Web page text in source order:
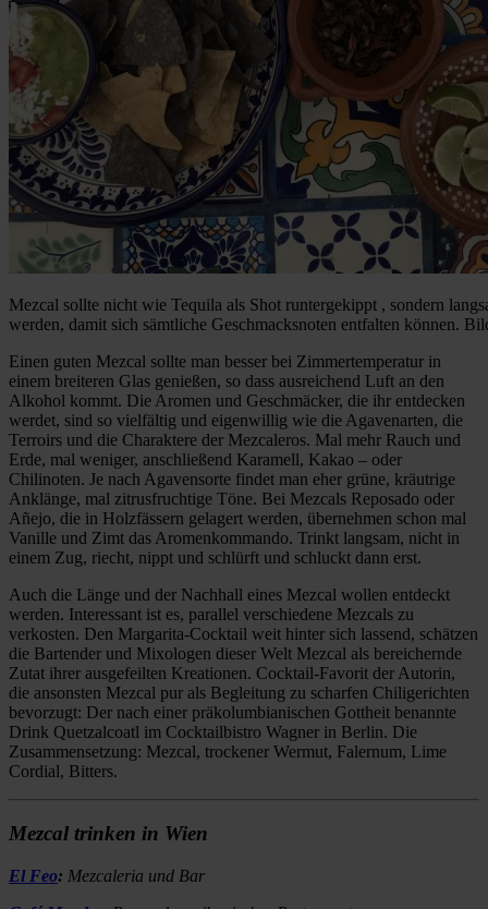
Mezcal sollte nicht wie Tequila als Shot runtergekippt , sondern
werden, damit sich sämtliche Geschmacksnoten entfalten können.
Einen guten Mezcal sollte man besser bei Zimmertemperatur in
einem breiteren Glas genießen, so dass ausreichend Luft an den
Alkohol kommt. Die Aromen und Geschmäcker, die ihr entdecken
werdet, sind so vielfältig und eigenwillig wie die Agavenarten, die
Terroirs und die Charaktere der Mezcaleros. Mal mehr Rauch und
Erde, mal weniger, anschließend Karamell, Kakao – oder
Chilinoten. Je nach Agavensorte findet man eher grüne, kräutrige
Anklänge, mal zitrusfruchtige Töne. Bei Mezcals Reposado oder
Añejo, die in Holzfässern gelagert werden, übernehmen schon mal
Vanille und Zimt das Aromenkommando. Trinkt langsam, nicht in
einem Zug, riecht, nippt und schlürft und schluckt dann erst.
Auch die Länge und der Nachhall eines Mezcal wollen entdeckt
werden. Interessant ist es, parallel verschiedene Mezcals zu
verkosten. Den Margarita-Cocktail weit hinter sich lassend, schätzen
die Bartender und Mixologen dieser Welt Mezcal als bereichernde
Zutat ihrer ausgefeilten Kreationen. Cocktail-Favorit der Autorin,
die ansonsten Mezcal pur als Begleitung zu scharfen Chiligerichten
bevorzugt: Der nach einer präkolumbianischen Gottheit benannte
Drink Quetzalcoatl im Cocktailbistro Wagner in Berlin. Die
Zusammensetzung: Mezcal, trockener Wermut, Falernum, Lime
Cordial, Bitters.
Mezcal trinken in Wien
El Feo: Mezcaleria und Bar